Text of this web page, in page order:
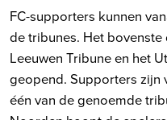
FC-supporters kunnen
de tribunes. Het bovenste
Leeuwen Tribune en het
geopend. Supporters zijn
één van de genoemde